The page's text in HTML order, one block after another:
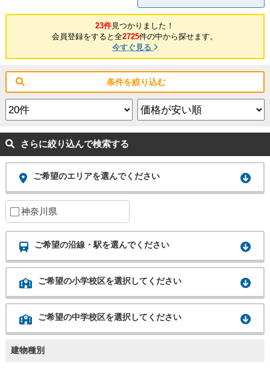
23件見つかりました！
会員登録をすると全2725件の中から探せます。
今すぐ見る
条件を絞り込む
さらに絞り込んで検索する
ご希望のエリアを選んでください
神奈川県
ご希望の沿線・駅を選んでください
ご希望の小学校区を選択してください
ご希望の中学校区を選択してください
建物種別